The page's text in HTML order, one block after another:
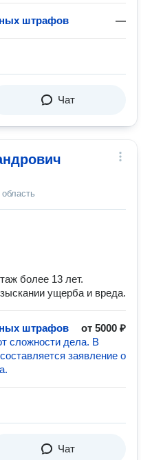
штрафов —
Чат
более 13 лет.
ущерба и вреда.
штрафов
от 5000 ₽
сложности дела. В
заявление о
Чат